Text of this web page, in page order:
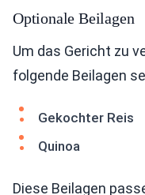
Optionale Beilagen
Um das Gericht zu
folgende Beilagen
Gekochter Reis
Quinoa
Diese Beilagen